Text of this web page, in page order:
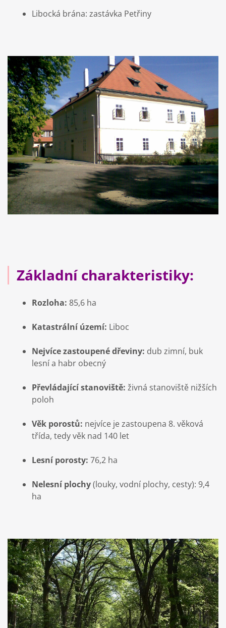
Libocká brána: zastávka Petřiny
Základní charakteristiky:
Rozloha: 85,6 ha
Katastrální území: Liboc
Nejvíce zastoupené dřeviny: dub zimní, buk
lesní a habr obecný
Převládající stanoviště: živná stanoviště nižších
poloh
Věk porostů: nejvíce je zastoupena 8. věková
třída, tedy věk nad 140 let
Lesní porosty: 76,2 ha
Nelesní plochy(louky, vodní plochy, cesty): 9,4
ha